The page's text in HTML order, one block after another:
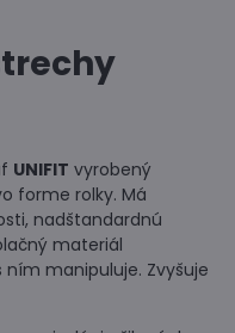
UNIFIT vyrobený
forme rolky. Má
nadštandardnú
materiál
manipuluje. Zvyšuje